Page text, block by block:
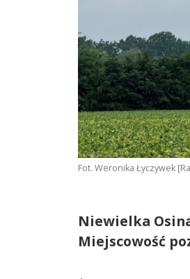
Fot. Weronika Łyczywek
Niewielka
Miejscowość